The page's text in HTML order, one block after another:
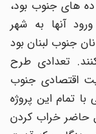
هاى جنوب بود،
آنها به شهر
جنوب لبنان بود
تعدادى طرح
اقتصادى جنوب
تمام این پروژه
خراب کردن